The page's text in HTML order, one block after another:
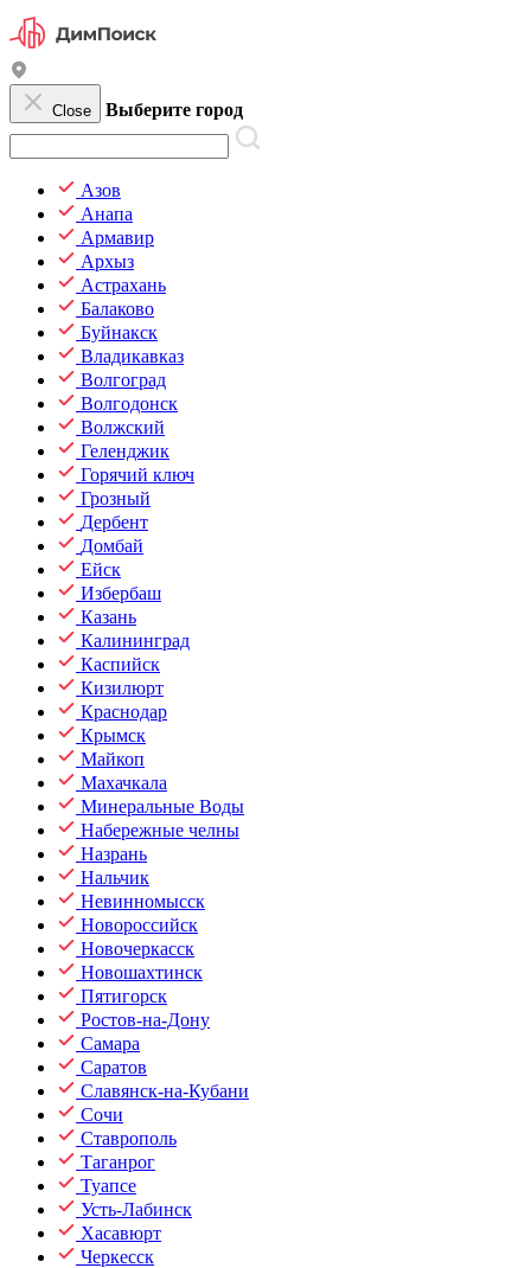
Close Выберите город
Азов
Анапа
Армавир
Архыз
Астрахань
Балаково
Буйнакск
Владикавказ
Волгоград
Волгодонск
Волжский
Геленджик
Горячий ключ
Грозный
Дербент
Домбай
Ейск
Избербаш
Казань
Калининград
Каспийск
Кизилюрт
Краснодар
Крымск
Майкоп
Махачкала
Минеральные Воды
Набережные челны
Назрань
Нальчик
Невинномысск
Новороссийск
Новочеркасск
Новошахтинск
Пятигорск
Ростов-на-Дону
Самара
Саратов
Славянск-на-Кубани
Сочи
Ставрополь
Таганрог
Туапсе
Усть-Лабинск
Хасавюрт
Черкесск